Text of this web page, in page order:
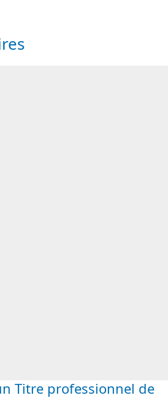
Titre professionnel de